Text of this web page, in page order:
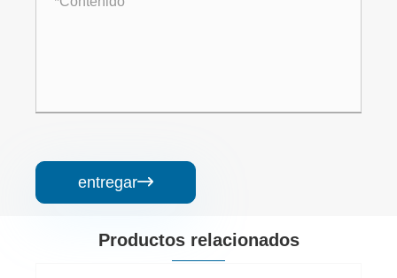
entregar
Productos relacionados